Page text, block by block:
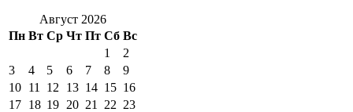
Август 2026
Пн Вт Ср Чт Пт Сб Вс
1
2
3
4 5 6 7 8
9
10 11 12 13 14 15 16
17 18 19 20 21 22 23